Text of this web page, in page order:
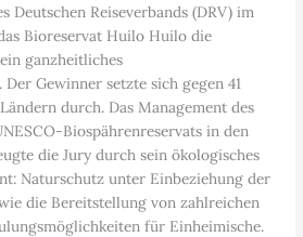
Deutschen Reiseverbands (DRV) im
Bioreservat Huilo Huilo die
ganzheitliches
Gewinner setzte sich gegen 41
durch. Das Management des
Biospährenreservats in den
die Jury durch sein ökologisches
Naturschutz unter Einbeziehung der
die Bereitstellung von zahlreichen
für Einheimische.